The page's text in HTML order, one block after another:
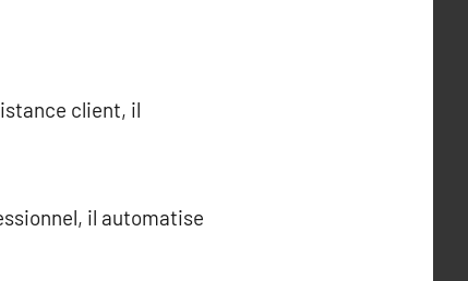
client, il
il automatise